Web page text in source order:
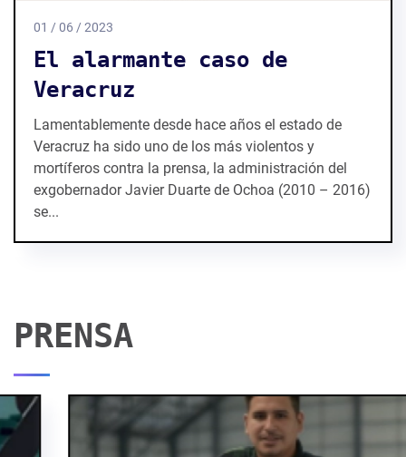
01 / 06 / 2023
El alarmante caso de
Veracruz
Lamentablemente desde hace años el estado de
Veracruz ha sido uno de los más violentos y
mortíferos contra la prensa, la administración del
exgobernador Javier Duarte de Ochoa (2010 – 2016)
se...
PRENSA